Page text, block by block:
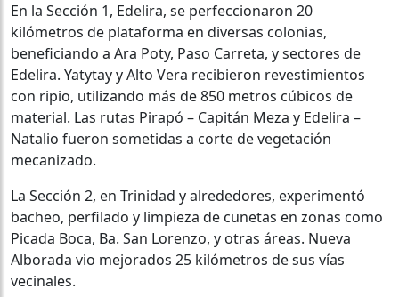
En la Sección 1, Edelira, se perfeccionaron 20
kilómetros de plataforma en diversas colonias,
beneficiando a Ara Poty, Paso Carreta, y sectores de
Edelira. Yatytay y Alto Vera recibieron revestimientos
con ripio, utilizando más de 850 metros cúbicos de
material. Las rutas Pirapó – Capitán Meza y Edelira –
Natalio fueron sometidas a corte de vegetación
mecanizado.
La Sección 2, en Trinidad y alrededores, experimentó
bacheo, perfilado y limpieza de cunetas en zonas como
Picada Boca, Ba. San Lorenzo, y otras áreas. Nueva
Alborada vio mejorados 25 kilómetros de sus vías
vecinales.